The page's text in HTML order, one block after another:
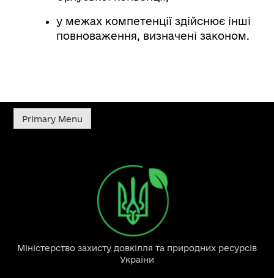
у межах компетенції здійснює інші
повноваження, визначені законом.
Primary Menu
Міністерство захисту довкілля та природних ресурсів
України